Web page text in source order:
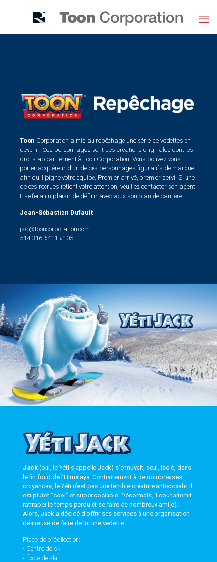
Toon Corporation a mis au repêchage une série de vedettes en
devenir. Ces personnages sont des créations originales dont les
droits appartiennent à Toon Corporation. Vous pouvez vous
porter acquéreur d’un de ces personnages figuratifs de marque
afin qu’il joigne votre équipe. Premier arrivé, premier servi! Si une
de ces recrues retient votre attention, veuillez contacter son agent.
Il se fera un plaisir de définir avec vous son plan de carrière.
Jean-Sébastien Dufault
jsd@tooncorporation.com
514-316-5411 #105
Jack (oui, le Yéti s’appelle Jack) s’ennuyait, seul, isolé, dans
le fin fond de l’Himalaya. Contrairement à de nombreuses
croyances, le Yéti n’est pas une terrible créature antisociale! Il
est plutôt “cool” et super sociable. Désormais, il souhaiterait
rattraper le temps perdu et se faire de nombreux ami(e).
Alors, Jack a décidé d’offrir ses services à une organisation
désireuse de faire de lui une vedette.
Place de prédilection:
• Centre de ski
• École de ski